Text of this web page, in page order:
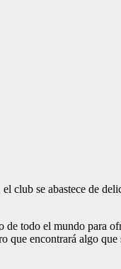
club se abastece de
de todo el mundo para
encontrará algo que